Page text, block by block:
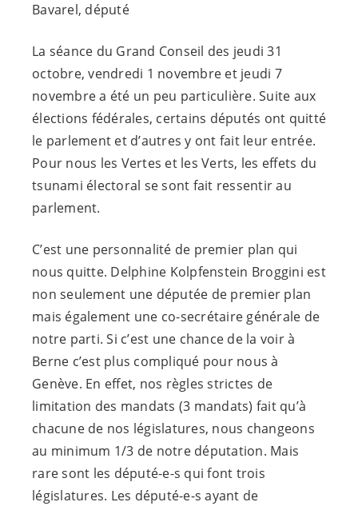
Bavarel, député
La séance du Grand Conseil des jeudi 31
octobre, vendredi 1 novembre et jeudi 7
novembre a été un peu particulière. Suite aux
élections fédérales, certains députés ont quitté
le parlement et d’autres y ont fait leur entrée.
Pour nous les Vertes et les Verts, les effets du
tsunami électoral se sont fait ressentir au
parlement.
C’est une personnalité de premier plan qui
nous quitte. Delphine Kolpfenstein Broggini est
non seulement une députée de premier plan
mais également une co-secrétaire générale de
notre parti. Si c’est une chance de la voir à
Berne c’est plus compliqué pour nous à
Genève. En effet, nos règles strictes de
limitation des mandats (3 mandats) fait qu’à
chacune de nos législatures, nous changeons
au minimum 1/3 de notre députation. Mais
rare sont les député-e-s qui font trois
législatures. Les député-e-s ayant de